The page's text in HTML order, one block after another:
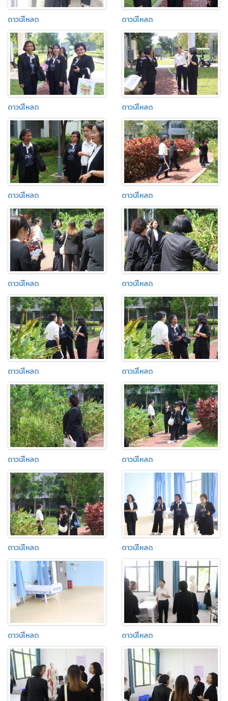
ดาวน์โหลด ดาวน์โหลด
ดาวน์โหลด ดาวน์โหลด
ดาวน์โหลด ดาวน์โหลด
ดาวน์โหลด ดาวน์โหลด
ดาวน์โหลด ดาวน์โหลด
ดาวน์โหลด ดาวน์โหลด
ดาวน์โหลด ดาวน์โหลด
ดาวน์โหลด ดาวน์โหลด